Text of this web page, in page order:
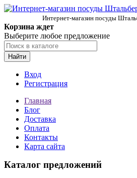
Интернет-магазин посуды
Корзина ждет
Выберите любое предложение
Найти
Вход
Регистрация
Главная
Блог
Доставка
Оплата
Контакты
Карта сайта
Каталог предложений